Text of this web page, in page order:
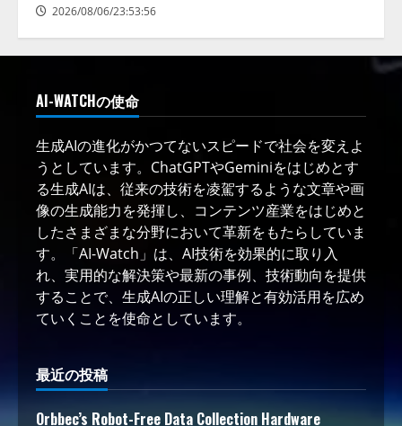
2026/08/06/23:53:56
AI-WATCHの使命
生成AIの進化がかつてないスピードで社会を変えよ
うとしています。ChatGPTやGeminiをはじめとす
る生成AIは、従来の技術を凌駕するような文章や画
像の生成能力を発揮し、コンテンツ産業をはじめと
したさまざまな分野において革新をもたらしていま
す。「AI-Watch」は、AI技術を効果的に取り入
れ、実用的な解決策や最新の事例、技術動向を提供
することで、生成AIの正しい理解と有効活用を広め
ていくことを使命としています。
最近の投稿
Orbbec’s Robot-Free Data Collection Hardware